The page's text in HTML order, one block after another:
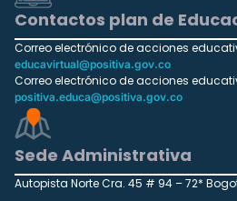
Contactos plan de
Correo electrónico de acciones
educavirtual@positiva.gov.co
Correo electrónico de acciones
positiva.educa@positiva.gov.co
Sede Administrativa
Autopista Norte Cra. 45 # 94 – 72*